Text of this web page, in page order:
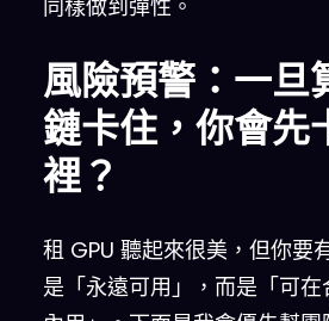
同樣做到彈性。
風險預警：一旦
鏈卡住，你會先
裡？
租 GPU 聽起來很美，但你要
是「永遠可用」，而是「可